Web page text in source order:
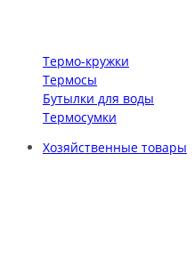
Термо-кружки
Термосы
Бутылки для воды
Термосумки
Хозяйственные товары